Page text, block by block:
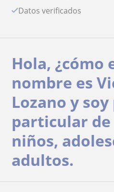
Datos verificados
Hola, ¿cómo
nombre es
Lozano y
particular de
niños,
adultos.